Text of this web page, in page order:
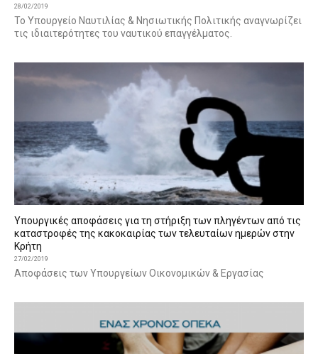
28/02/2019
Το Υπουργείο Ναυτιλίας & Νησιωτικής Πολιτικής αναγνωρίζει
τις ιδιαιτερότητες του ναυτικού επαγγέλματος.
Υπουργικές αποφάσεις για τη στήριξη των πληγέντων από τις
καταστροφές της κακοκαιρίας των τελευταίων ημερών στην
Κρήτη
27/02/2019
Αποφάσεις των Υπουργείων Οικονομικών & Εργασίας